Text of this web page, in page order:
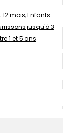
12 mois,Enfants
jusqu'à 3
1 et 5 ans